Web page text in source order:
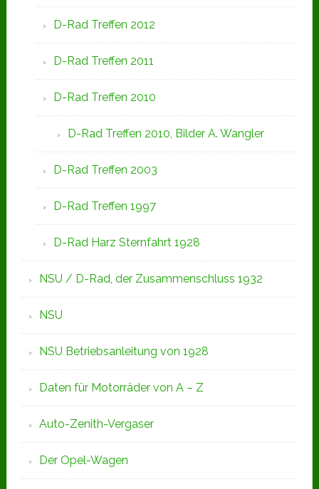
D-Rad Treffen 2012
D-Rad Treffen 2011
D-Rad Treffen 2010
D-Rad Treffen 2010, Bilder A. Wangler
D-Rad Treffen 2003
D-Rad Treffen 1997
D-Rad Harz Sternfahrt 1928
NSU / D-Rad, der Zusammenschluss 1932
NSU
NSU Betriebsanleitung von 1928
Daten für Motorräder von A – Z
Auto-Zenith-Vergaser
Der Opel-Wagen